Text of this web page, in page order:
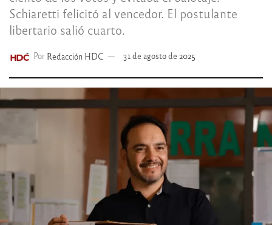
Schiaretti felicitó al vencedor. El postulante
libertario salió cuarto.
Por Redacción HDC 31 de agosto de 2025